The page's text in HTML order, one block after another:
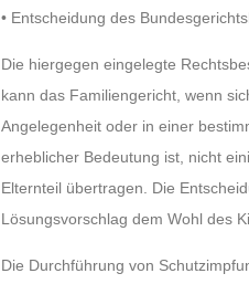
• Entscheidung des
Die hiergegen eingelegte
kann das Familiengericht, wenn
Angelegenheit oder in einer
erheblicher Bedeutung ist, nicht
Elternteil übertragen. Die
Lösungsvorschlag dem Wohl des
Die Durchführung von